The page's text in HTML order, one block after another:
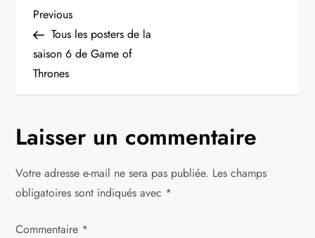
N
a
v
g
a
t
Previous
Post
Previous
Tous les posters de la
saison 6 de Game of
Thrones
Laisser un commentaire
Votre adresse e-mail ne sera pas publiée. Les champs
obligatoires sont indiqués avec *
Commentaire *